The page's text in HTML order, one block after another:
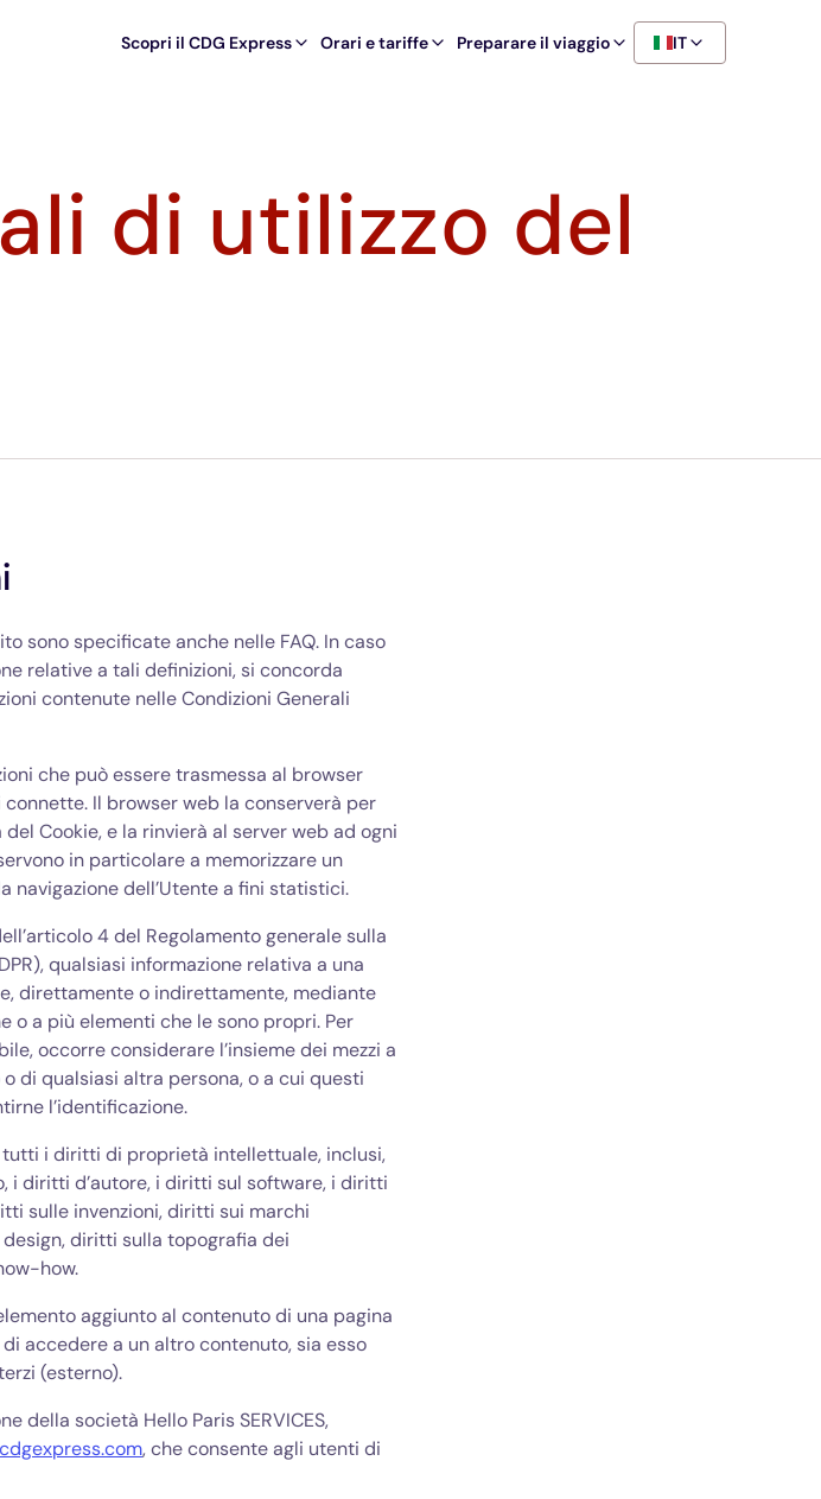
Scopri il CDG Express Orari e tariffe Preparare il viaggio IT
di utilizzo del
sono specificate anche nelle FAQ. In caso
relative a tali definizioni, si concorda
contenute nelle Condizioni Generali
che può essere trasmessa al browser
Il browser web la conserverà per
Cookie, e la rinvierà al server web ad ogni
in particolare a memorizzare un
dell’Utente a fini statistici.
4 del Regolamento generale sulla
qualsiasi informazione relativa a una
direttamente o indirettamente, mediante
o a più elementi che le sono propri. Per
occorre considerare l’insieme dei mezzi a
di qualsiasi altra persona, o a cui questi
l’identificazione.
i diritti di proprietà intellettuale, inclusi,
i diritti d’autore, i diritti sul software, i diritti
sulle invenzioni, diritti sui marchi
diritti sulla topografia dei
how.
aggiunto al contenuto di una pagina
accedere a un altro contenuto, sia esso
(esterno).
della società Hello Paris SERVICES,
, che consente agli utenti di